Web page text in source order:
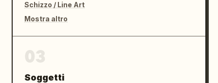
Schizzo / Line Art
Mostra altro
Soggetti